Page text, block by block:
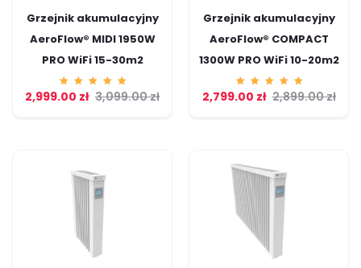
Grzejnik akumulacyjny
AeroFlow® MIDI 1950W
PRO WiFi 15-30m2
Ocenion
o3,099.00zł
2,999.00 zł
Grzejnik akumulacyjny
AeroFlow® COMPACT
1300W PRO WiFi 10-20m2
Ocenion
o2,899.00zł
2,799.00 zł